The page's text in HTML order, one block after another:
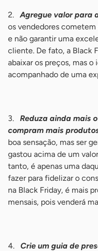
2. Agregue valor para
os vendedores
e não garantir uma
cliente. De fato, a Black
abaixar os preços, mas
acompanhado de uma
3.
Reduza ainda mais
compram mais
boa sensação, mas ser
gastou acima de um
tanto, é apenas uma
fazer para fidelizar o
na Black Friday, é mais
mensais, pois venderá
4. Crie um guia de